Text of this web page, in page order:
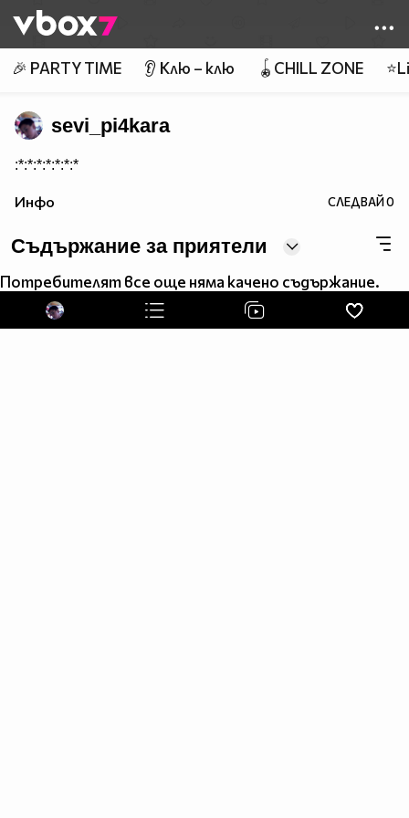
👾
🎉 PARTY TIME 👂 Клю – клю 🪀CHILL ZONE
sevi_pi4kara
:*:*:*:*:*:*:*
Инфо СЛЕДВАЙ0
Съдържание за приятели
Потребителят все още няма качено съдържание.